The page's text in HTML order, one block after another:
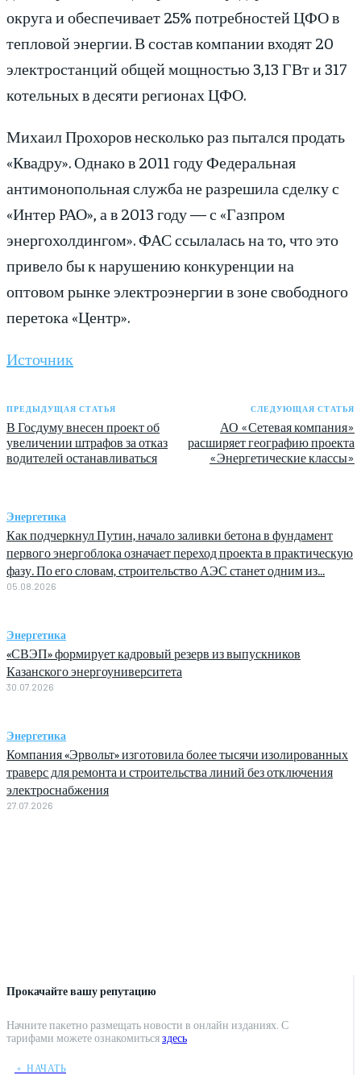
Прокачайте вашу репутацию
Начните пакетно размещать новости в онлайн изданиях. С
тарифами можете ознакомитьсяздесь
﹢ НАЧАТЬ
округа и обеспечивает 25% потребностей ЦФО в
тепловой энергии. В состав компании входят 20
электростанций общей мощностью 3,13 ГВт и 317
котельных в десяти регионах ЦФО.
Михаил Прохоров несколько раз пытался продать
«Квадру». Однако в 2011 году Федеральная
антимонопольная служба не разрешила сделку с
«Интер РАО», а в 2013 году — с «Газпром
энергохолдингом». ФАС ссылалась на то, что это
привело бы к нарушению конкуренции на
оптовом рынке электроэнергии в зоне свободного
перетока «Центр».
Источник
ПРЕДЫДУЩАЯ СТАТЬЯ
В Госдуму внесен проект об
увеличении штрафов за отказ
водителей останавливаться
СЛЕДУЮЩАЯ СТАТЬЯ
АО «Сетевая компания»
расширяет географию проекта
«Энергетические классы»
Энергетика
Как подчеркнул Путин, начало заливки бетона в фундамент
первого энергоблока означает переход проекта в практическую
фазу. По его словам, строительство АЭС станет одним из...
05.08.2026
Энергетика
«СВЭП» формирует кадровый резерв из выпускников
Казанского энергоуниверситета
30.07.2026
Энергетика
Компания «Эрвольт» изготовила более тысячи изолированных
траверс для ремонта и строительства линий без отключения
электроснабжения
27.07.2026